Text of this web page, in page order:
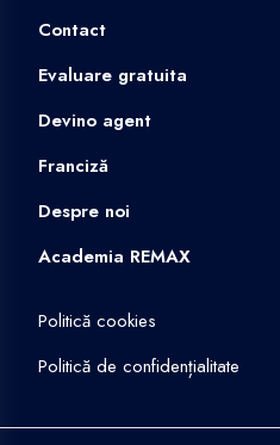
Contact
Evaluare gratuita
Devino agent
Franciză
Despre noi
Academia REMAX
Politică cookies
Politică de confidențialitate